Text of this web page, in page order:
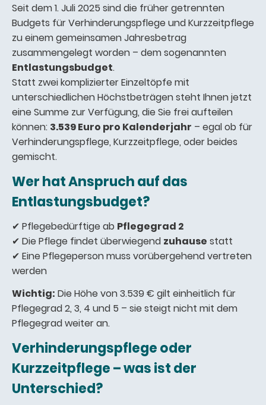
Seit dem 1. Juli 2025 sind die früher getrennten
Budgets für Verhinderungspflege und Kurzzeitpflege
zu einem gemeinsamen Jahresbetrag
zusammengelegt worden – dem sogenannten
Entlastungsbudget.
Statt zwei komplizierter Einzeltöpfe mit
unterschiedlichen Höchstbeträgen steht Ihnen jetzt
eine Summe zur Verfügung, die Sie frei aufteilen
können: 3.539 Euro pro Kalenderjahr – egal ob für
Verhinderungspflege, Kurzzeitpflege, oder beides
gemischt.
Wer hat Anspruch auf das
Entlastungsbudget?
✔ Pflegebedürftige ab Pflegegrad 2
✔ Die Pflege findet überwiegend zuhause statt
✔ Eine Pflegeperson muss vorübergehend vertreten
werden
Wichtig: Die Höhe von 3.539 € gilt einheitlich für
Pflegegrad 2, 3, 4 und 5 – sie steigt nicht mit dem
Pflegegrad weiter an.
Verhinderungspflege oder
Kurzzeitpflege – was ist der
Unterschied?